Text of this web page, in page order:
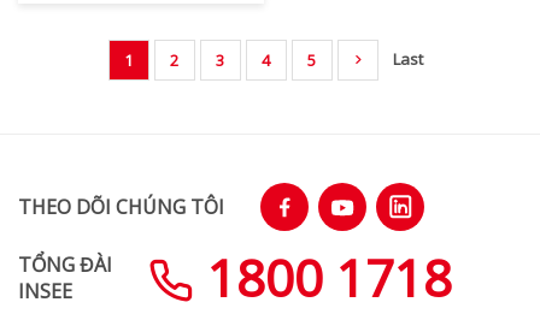
1 2 3 4 5 Last
THEO DÕI CHÚNG TÔI
TỔNG ĐÀI
INSEE
1800 1718